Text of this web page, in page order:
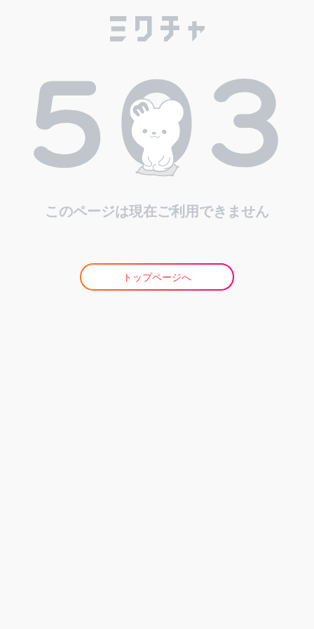
このページは現在ご利用できません